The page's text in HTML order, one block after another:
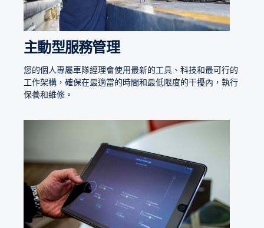
主動型服務管理
您的個人專屬車隊經理會使用最新的工具、科技和最可行的
工作架構，確保在最適當的時間和最低限度的干擾內，執行
保養和維修。